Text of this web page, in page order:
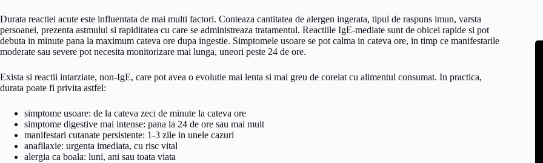
Durata reactiei acute este influentata de mai multi factori. Conteaza cantitatea de alergen ingerata, tipul de raspuns imun, varsta
persoanei, prezenta astmului si rapiditatea cu care se administreaza tratamentul. Reactiile IgE-mediate sunt de obicei rapide si pot
debuta in minute pana la maximum cateva ore dupa ingestie. Simptomele usoare se pot calma in cateva ore, in timp ce manifestarile
moderate sau severe pot necesita monitorizare mai lunga, uneori peste 24 de ore.
Exista si reactii intarziate, non-IgE, care pot avea o evolutie mai lenta si mai greu de corelat cu alimentul consumat. In practica,
durata poate fi privita astfel:
simptome usoare: de la cateva zeci de minute la cateva ore
simptome digestive mai intense: pana la 24 de ore sau mai mult
manifestari cutanate persistente: 1-3 zile in unele cazuri
anafilaxie: urgenta imediata, cu risc vital
alergia ca boala: luni, ani sau toata viata